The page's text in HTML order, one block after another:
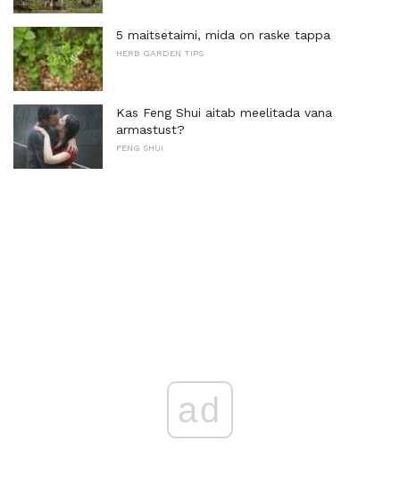
5 maitsetaimi, mida on raske tappa
HERB GARDEN TIPS
Kas Feng Shui aitab meelitada vana
armastust?
FENG SHUI
ad